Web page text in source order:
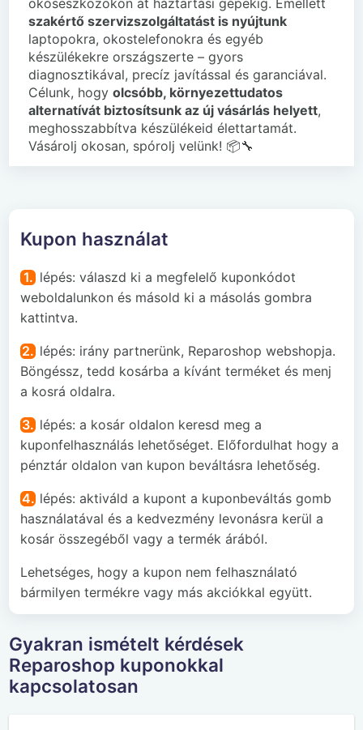
szakértő szervizszolgáltatást is nyújtunk
laptopokra, okostelefonokra és egyéb
készülékekre országszerte – gyors
diagnosztikával, precíz javítással és garanciával.
Célunk, hogyolcsóbb, környezettudatos
alternatívát biztosítsunk az új vásárlás helyett,
meghosszabbítva készülékeid élettartamát.
Vásárolj okosan, spórolj velünk! 📦🔧
Kupon használat
1. lépés: válaszd ki a megfelelő kuponkódot
weboldalunkon és másold ki a másolás gombra
kattintva.
2. lépés: irány partnerünk, Reparoshop webshopja.
Böngéssz, tedd kosárba a kívánt terméket és menj
a kosrá oldalra.
3. lépés: a kosár oldalon keresd meg a
kuponfelhasználás lehetőséget. Előfordulhat hogy a
pénztár oldalon van kupon beváltásra lehetőség.
4. lépés: aktiváld a kupont a kuponbeváltás gomb
használatával és a kedvezmény levonásra kerül a
kosár összegéből vagy a termék árából.
Lehetséges, hogy a kupon nem felhasználató
bármilyen termékre vagy más akciókkal együtt.
Gyakran ismételt kérdések
Reparoshop kuponokkal
kapcsolatosan